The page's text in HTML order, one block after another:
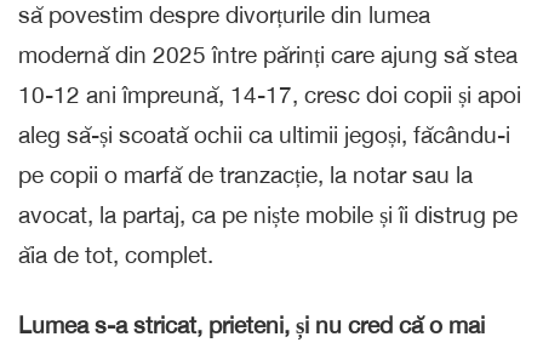
să povestim despre divorțurile din lumea
modernă din 2025 între părinți care ajung să stea
10-12 ani împreună, 14-17, cresc doi copii și apoi
aleg să-și scoată ochii ca ultimii jegoși, făcându-i
pe copii o marfă de tranzacție, la notar sau la
avocat, la partaj, ca pe niște mobile și îi distrug pe
ăia de tot, complet.
Lumea s-a stricat, prieteni, și nu cred că o mai